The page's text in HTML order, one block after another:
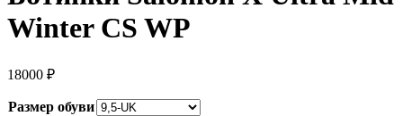
Winter CS WP
18000 ₽
Размер обуви